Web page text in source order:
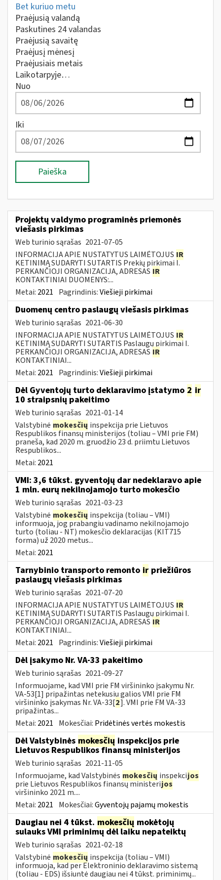
Bet kuriuo metu
Praėjusią valandą
Paskutines 24 valandas
Praėjusią savaitę
Praėjusį mėnesį
Praėjusiais metais
Laikotarpyje…
Nuo
Iki
Paieška
Projektų valdymo programinės priemonės
viešasis pirkimas
Web turinio sąrašas 2021-07-05
INFORMACIJA APIE NUSTATYTUS LAIMĖTOJUS IR
KETINIMĄ SUDARYTI SUTARTIS Prekių pirkimai I.
PERKANČIOJI ORGANIZACIJA, ADRESAS IR
KONTAKTINIAI DUOMENYS:...
Metai: 2021 Pagrindinis:Viešieji pirkimai
Duomenų centro paslaugų viešasis pirkimas
Web turinio sąrašas 2021-06-30
INFORMACIJA APIE NUSTATYTUS LAIMĖTOJUS IR
KETINIMĄ SUDARYTI SUTARTIS Paslaugų pirkimai I.
PERKANČIOJI ORGANIZACIJA, ADRESAS IR
KONTAKTINIAI...
Metai: 2021 Pagrindinis:Viešieji pirkimai
Dėl Gyventojų turto deklaravimo įstatymo 2 ir
10 straipsnių pakeitimo
Web turinio sąrašas 2021-01-14
Valstybinė mokesčių inspekcija prie Lietuvos
Respublikos finansų ministerijos (toliau – VMI prie FM)
praneša, kad 2020 m. gruodžio 23 d. priimtu Lietuvos
Respublikos...
Metai: 2021
VMI: 3,6 tūkst. gyventojų dar nedeklaravo apie
1 mln. eurų nekilnojamojo turto mokesčio
Web turinio sąrašas 2021-03-23
Valstybinė mokesčių inspekcija (toliau – VMI)
informuoja, jog prabangiu vadinamo nekilnojamojo
turto (toliau - NT) mokesčio deklaracijas (KIT715
forma) už 2020 metus...
Metai: 2021
Tarnybinio transporto remonto ir priežiūros
paslaugų viešasis pirkimas
Web turinio sąrašas 2021-07-20
INFORMACIJA APIE NUSTATYTUS LAIMĖTOJUS IR
KETINIMĄ SUDARYTI SUTARTIS Paslaugų pirkimai I.
PERKANČIOJI ORGANIZACIJA, ADRESAS IR
KONTAKTINIAI...
Metai: 2021 Pagrindinis:Viešieji pirkimai
Dėl įsakymo Nr. VA-33 pakeitimo
Web turinio sąrašas 2021-09-27
Informuojame, kad VMI prie FM viršininko įsakymu Nr.
VA-53[1] pripažintas netekusiu galios VMI prie FM
viršininko įsakymas Nr. VA-33[2]. VMI prie FM VA-33
pripažintas...
Metai: 2021 Mokesčiai: Pridėtinės vertės mokestis
Dėl Valstybinės mokesčių inspekcijos prie
Lietuvos Respublikos finansų ministerijos
Web turinio sąrašas 2021-11-05
Informuojame, kad Valstybinės mokesčių inspekcijos
prie Lietuvos Respublikos finansų ministerijos
viršininko 2021 m....
Metai: 2021 Mokesčiai:Gyventojų pajamų mokestis
Daugiau nei 4 tūkst. mokesčių mokėtojų
sulauks VMI priminimų dėl laiku nepateiktų
Web turinio sąrašas 2021-02-18
Valstybinė mokesčių inspekcija (toliau – VMI)
informuoja, kad per Elektroninio deklaravimo sistemą
(toliau - EDS) išsiuntė daugiau nei 4 tūkst. priminimų...